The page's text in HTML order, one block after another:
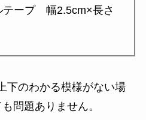
テープ 幅2.5cm×長さ
下のわかる模様がない場
問題ありません。